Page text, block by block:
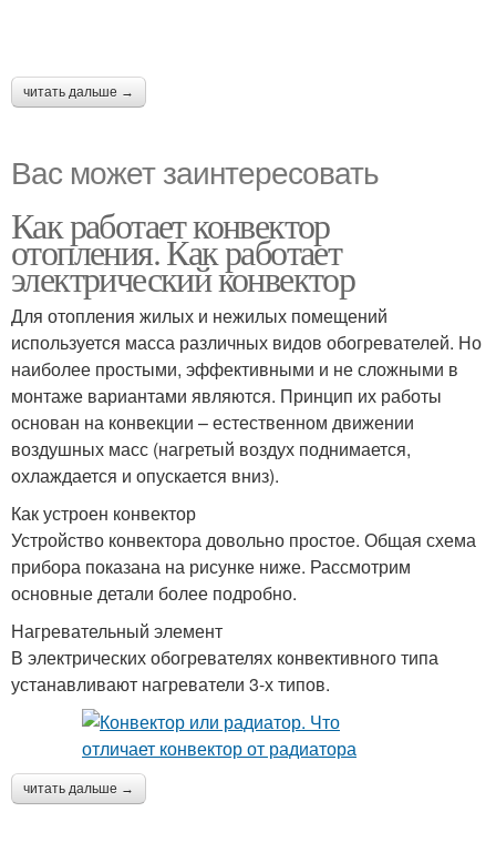
читать дальше →
Вас может заинтересовать
Как работает конвектор
отопления. Как работает
электрический конвектор
Для отопления жилых и нежилых помещений
используется масса различных видов обогревателей. Но
наиболее простыми, эффективными и не сложными в
монтаже вариантами являются. Принцип их работы
основан на конвекции – естественном движении
воздушных масс (нагретый воздух поднимается,
охлаждается и опускается вниз).
Как устроен конвектор
Устройство конвектора довольно простое. Общая схема
прибора показана на рисунке ниже. Рассмотрим
основные детали более подробно.
Нагревательный элемент
В электрических обогревателях конвективного типа
устанавливают нагреватели 3-х типов.
читать дальше →